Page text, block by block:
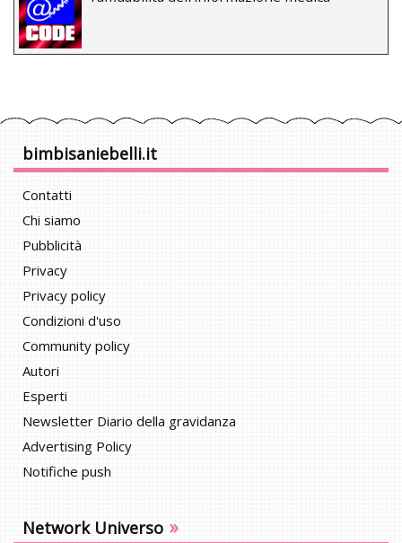
bimbisaniebelli.it
Contatti
Chi siamo
Pubblicità
Privacy
Privacy policy
Condizioni d'uso
Community policy
Autori
Esperti
Newsletter Diario della gravidanza
Advertising Policy
Notifiche push
Network Universo »